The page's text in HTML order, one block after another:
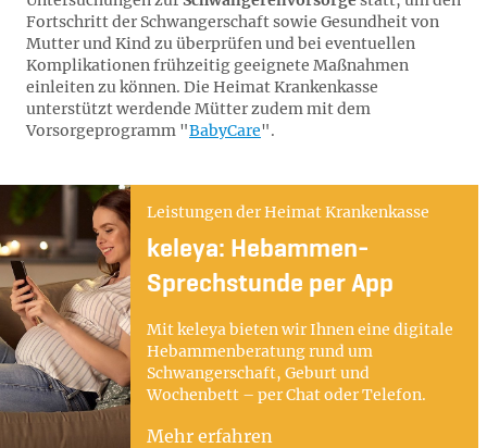
Fortschritt der Schwangerschaft sowie Gesundheit von
Mutter und Kind zu überprüfen und bei eventuellen
Komplikationen frühzeitig geeignete Maßnahmen
einleiten zu können. Die Heimat Krankenkasse
unterstützt werdende Mütter zudem mit dem
Vorsorgeprogramm "BabyCare".
Leistungen der Heimat Krankenkasse
keleya: Hebammen-
Sprechstunde per App
Mit keleya bieten wir Ihnen eine digitale
Hebammenberatung rund um
Schwangerschaft, Geburt und
Wochenbett – per Chat oder Telefon.
Mehr erfahren